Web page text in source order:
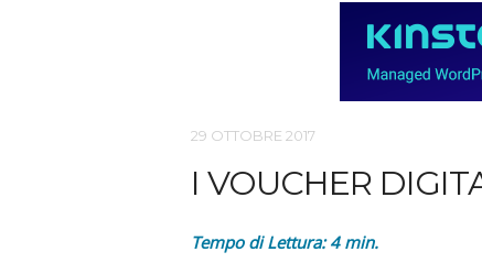
29 OTTOBRE 2017
I VOUCHER
Tempo di Lettura:4 min.